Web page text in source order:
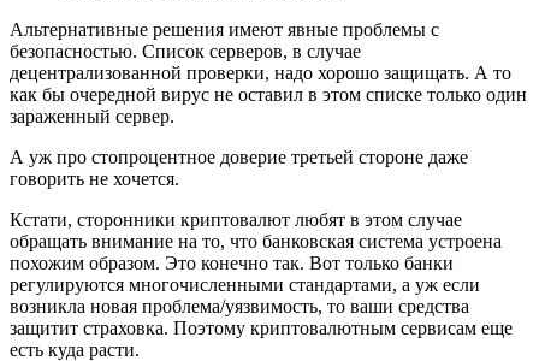
Альтернативные решения имеют явные проблемы с
безопасностью. Список серверов, в случае
децентрализованной проверки, надо хорошо защищать. А то
как бы очередной вирус не оставил в этом списке только один
зараженный сервер.
А уж про стопроцентное доверие третьей стороне даже
говорить не хочется.
Кстати, сторонники криптовалют любят в этом случае
обращать внимание на то, что банковская система устроена
похожим образом. Это конечно так. Вот только банки
регулируются многочисленными стандартами, а уж если
возникла новая проблема/уязвимость, то ваши средства
защитит страховка. Поэтому криптовалютным сервисам еще
есть куда расти.